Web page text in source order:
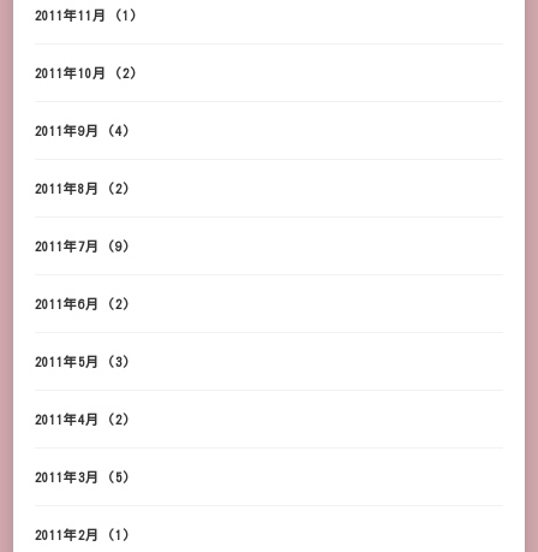
2011年11月 (1)
2011年10月 (2)
2011年9月 (4)
2011年8月 (2)
2011年7月 (9)
2011年6月 (2)
2011年5月 (3)
2011年4月 (2)
2011年3月 (5)
2011年2月 (1)